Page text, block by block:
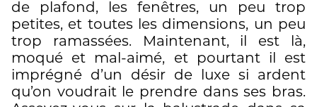
de plafond, les fenêtres, un peu trop
petites, et toutes les dimensions, un peu
trop ramassées. Maintenant, il est là,
moqué et mal-aimé, et pourtant il est
imprégné d’un désir de luxe si ardent
qu’on voudrait le prendre dans ses bras.